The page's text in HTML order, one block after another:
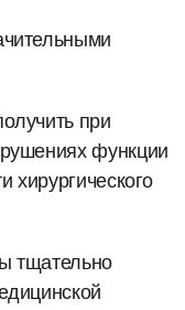
при
функции
хирургического
тщательно